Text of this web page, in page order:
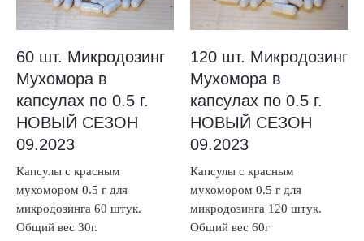
60 шт. Микродозинг
Мухомора в
капсулах по 0.5 г.
НОВЫЙ СЕЗОН
09.2023
Капсулы с красным
мухомором 0.5 г для
микродозинга 60 штук.
Общий вес 30г.
120 шт. Микродозинг
Мухомора в
капсулах по 0.5 г.
НОВЫЙ СЕЗОН
09.2023
Капсулы с красным
мухомором 0.5 г для
микродозинга 120 штук.
Общий вес 60г